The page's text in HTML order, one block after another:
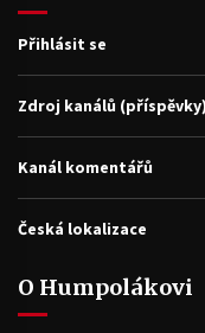
Přihlásit se
Zdroj kanálů (příspěvky)
Kanál komentářů
Česká lokalizace
O Humpolákovi